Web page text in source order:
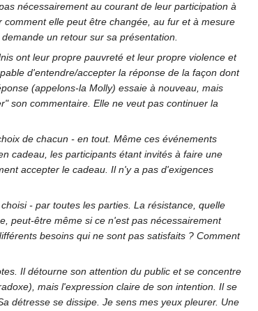
nécessairement au courant de leur participation à
elle peut être changée, au fur et à mesure
un retour sur sa présentation.
ont leur propre pauvreté et leur propre violence et
d'entendre/accepter la réponse de la façon dont
(appelons-la Molly) essaie à nouveau, mais
son commentaire. Elle ne veut pas continuer la
de chacun - en tout. Même ces événements
cadeau, les participants étant invités à faire une
accepter le cadeau. Il n'y a pas d'exigences
- par toutes les parties. La résistance, quelle
peut-être même si ce n'est pas nécessairement
besoins qui ne sont pas satisfaits ? Comment
Il détourne son attention du public et se concentre
mais l'expression claire de son intention. Il se
détresse se dissipe. Je sens mes yeux pleurer. Une